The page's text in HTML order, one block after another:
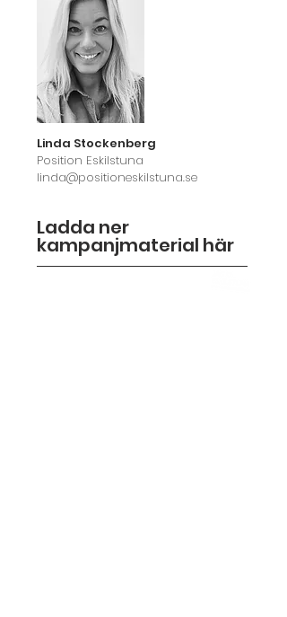
Linda Stockenberg
Position Eskilstuna
linda@positioneskilstuna.se
Ladda ner
kampanjmaterial här